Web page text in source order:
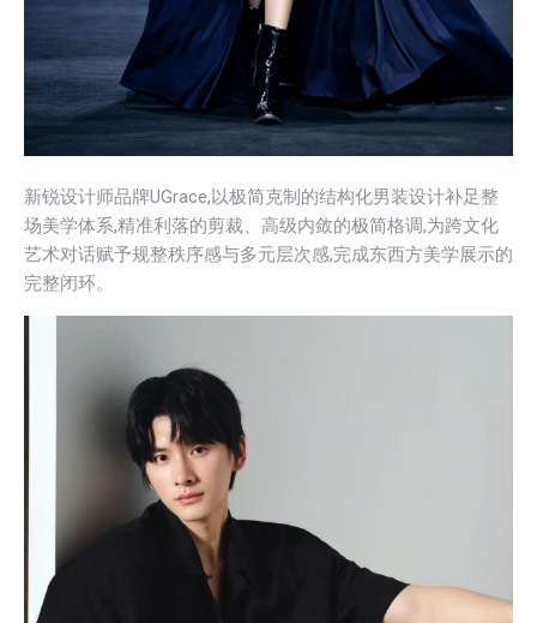
新锐设计师品牌UGrace,以极简克制的结构化男装设计补足整
场美学体系,精准利落的剪裁、高级内敛的极简格调,为跨文化
艺术对话赋予规整秩序感与多元层次感,完成东西方美学展示的
完整闭环。